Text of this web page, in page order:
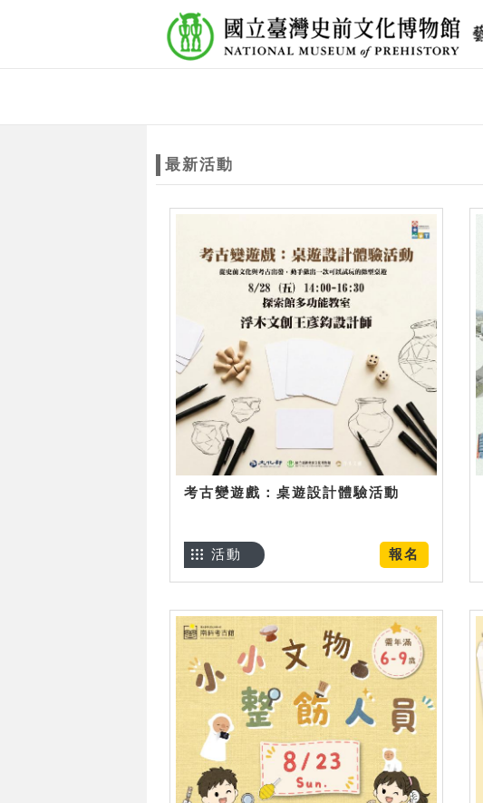
最新活動
考古變遊戲：桌遊設計體驗活動
報名
活動